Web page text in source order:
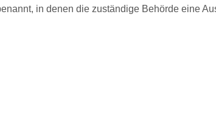
in denen die zuständige Behörde eine